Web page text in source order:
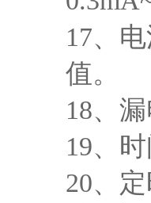
17、
值。
18、
19、
20、